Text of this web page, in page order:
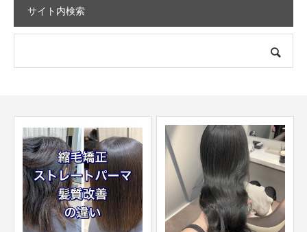
サイト内検索
ブリーチハイ